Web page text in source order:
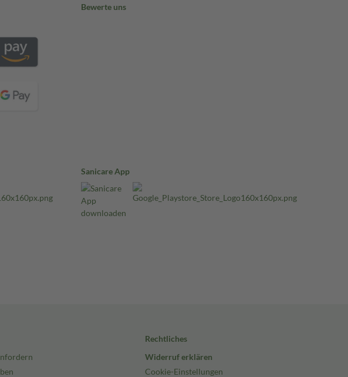
Bewerte uns
Sanicare App
Rechtliches
Widerruf erklären
Cookie-Einstellungen